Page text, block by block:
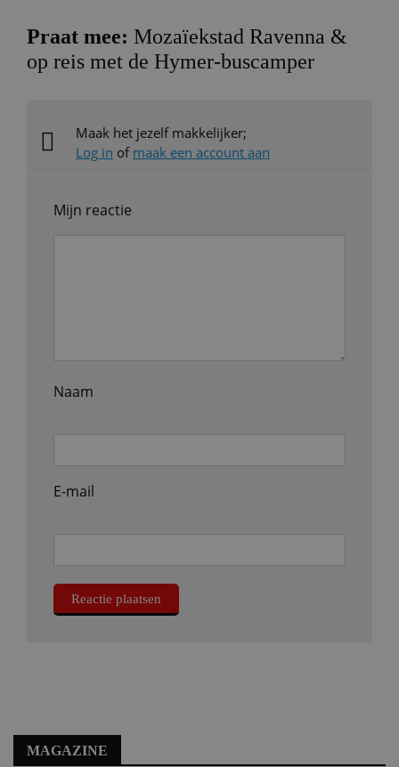
Praat mee: Mozaïekstad Ravenna &
op reis met de Hymer-buscamper
Maak het jezelf makkelijker;
Log in of maak een account aan
Mijn reactie
Naam
E-mail
MAGAZINE